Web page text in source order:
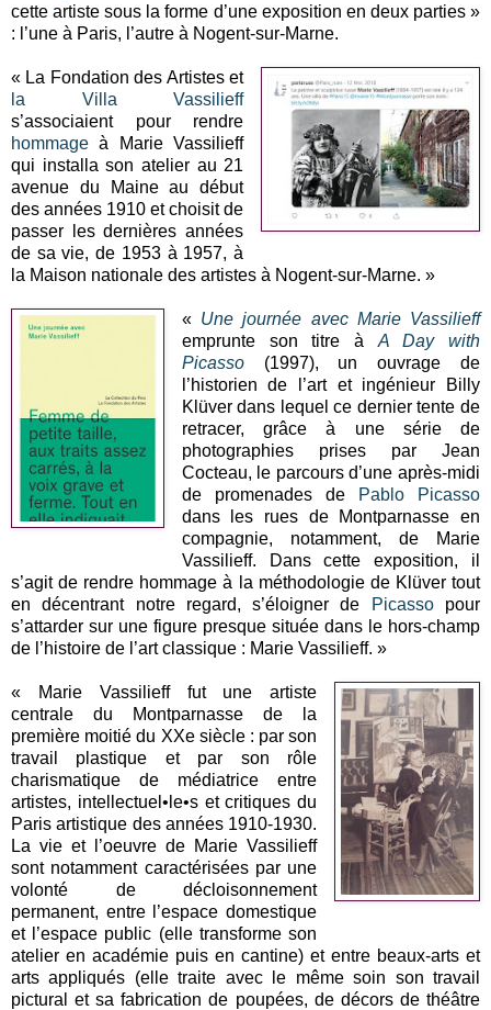
cette artiste sous la forme d’une exposition en deux parties »
: l’une à Paris, l’autre à Nogent-sur-Marne.
« La Fondation des Artistes et
la Villa Vassilieff
s’associaient pour rendre
hommage à Marie Vassilieff
qui installa son atelier au 21
avenue du Maine au début
des années 1910 et choisit de
passer les dernières années
de sa vie, de 1953 à 1957, à
la Maison nationale des artistes à Nogent‑sur‑Marne. »
« Une journée avec Marie Vassilieff
emprunte son titre à A Day with
Picasso
(1997), un ouvrage de
l’historien de l’art et ingénieur Billy
Klüver dans lequel ce dernier tente de
retracer, grâce à une série de
photographies prises par Jean
Cocteau, le parcours d’une après-midi
de promenades de
Pablo Picasso
dans les rues de Montparnasse en
compagnie, notamment, de Marie
Vassilieff. Dans cette exposition, il
s’agit de rendre hommage à la méthodologie de Klüver tout
en décentrant notre regard, s’éloigner de
Picassopour
s’attarder sur une figure presque située dans le hors-champ
de l’histoire de l’art classique : Marie Vassilieff. »
« Marie Vassilieff fut une artiste
centrale du Montparnasse de la
première moitié du XXe siècle : par son
travail plastique et par son rôle
charismatique de médiatrice entre
artistes, intellectuel•le•s et critiques du
Paris artistique des années 1910-1930.
La vie et l’oeuvre de Marie Vassilieff
sont notamment caractérisées par une
volonté de décloisonnement
permanent, entre l’espace domestique
et l’espace public (elle transforme son
atelier en académie puis en cantine) et entre beaux-arts et
arts appliqués (elle traite avec le même soin son travail
pictural et sa fabrication de poupées, de décors de théâtre